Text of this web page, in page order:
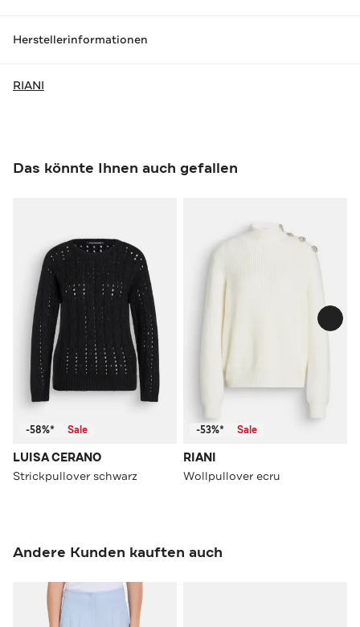
Herstellerinformationen
RIANI
Das könnte Ihnen auch gefallen
-58%* Sale
LUISA CERANO
Strickpullover schwarz
-53%* Sale
RIANI
Wollpullover ecru
Andere Kunden kauften auch